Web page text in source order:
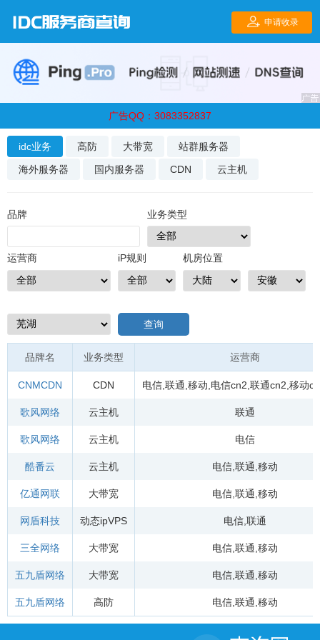
广告QQ：3083352837
idc业务 高防 大带宽
站群服务器
海外服务器
国内服务器 CDN 云主机
品牌 业务类型
运营商 iP规则 机房位置
查询
品牌名 业务类型 运营商
CNMCDN CDN 电信 联通 移动 电信cn2 联通cn2 移动
歌风网络 云主机 联通
歌风网络 云主机 电信
酷番云 云主机 电信, 联通 移动
亿通网联 大带宽 电信, 联通 移动
网盾科技 动态ipVPS 电信, 联通
三全网络 大带宽 电信, 联通 移动
五九盾网络 大带宽 电信, 联通 移动
五九盾网络 高防 电信, 联通 移动